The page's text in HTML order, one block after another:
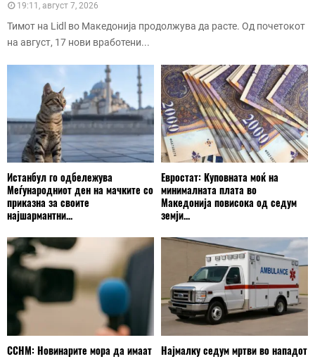
19:11, август 7, 2026
Тимот на Lidl во Македонија продолжува да расте. Од почетокот
на август, 17 нови вработени...
Истанбул го одбележува
Меѓународниот ден на мачките со
приказна за своите
најшармантни...
Евростат: Куповната моќ на
минималната плата во
Македонија повисока од седум
земји...
ССНМ: Новинарите мора да имаат
Најмалку седум мртви во нападот